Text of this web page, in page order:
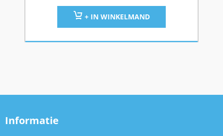
+ IN WINKELMAND
Informatie